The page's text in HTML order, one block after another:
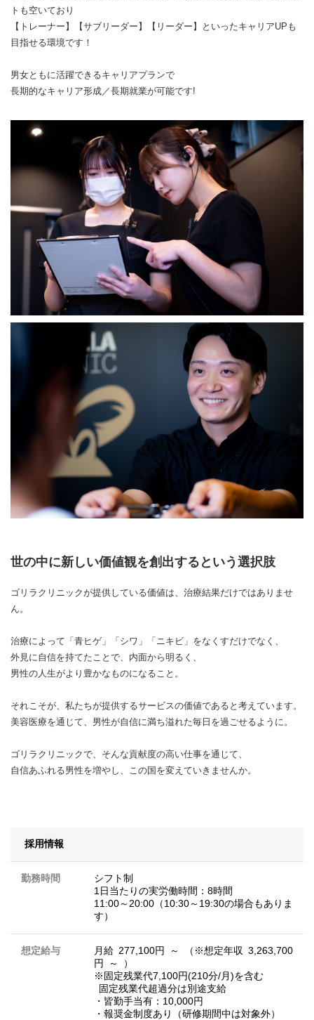
トも空いており
【トレーナー】【サブリーダー】【リーダー】といったキャリアUPも
目指せる環境です！
男女ともに活躍できるキャリアプランで
長期的なキャリア形成／長期就業が可能です!
世の中に新しい価値観を創出するという選択肢
ゴリラクリニックが提供している価値は、治療結果だけではありませ
ん。
治療によって「青ヒゲ」「シワ」「ニキビ」をなくすだけでなく、
外見に自信を持てたことで、内面から明るく、
男性の人生がより豊かなものになること。
それこそが、私たちが提供するサービスの価値であると考えています。
美容医療を通じて、男性が自信に満ち溢れた毎日を過ごせるように。
ゴリラクリニックで、そんな貢献度の高い仕事を通じて、
自信あふれる男性を増やし、この国を変えていきませんか。
採用情報
勤務時間
シフト制
1日当たりの実労働時間：8時間
11:00～20:00（10:30～19:30の場合もありま
す）
想定給与
月給 277,100円 ～ （※想定年収 3,263,700
円 ～ ）
※固定残業代7,100円(210分/月)を含む
固定残業代超過分は別途支給
・皆勤手当有：10,000円
・報奨金制度あり（研修期間中は対象外）